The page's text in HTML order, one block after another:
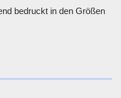
bedruckt in den Größen